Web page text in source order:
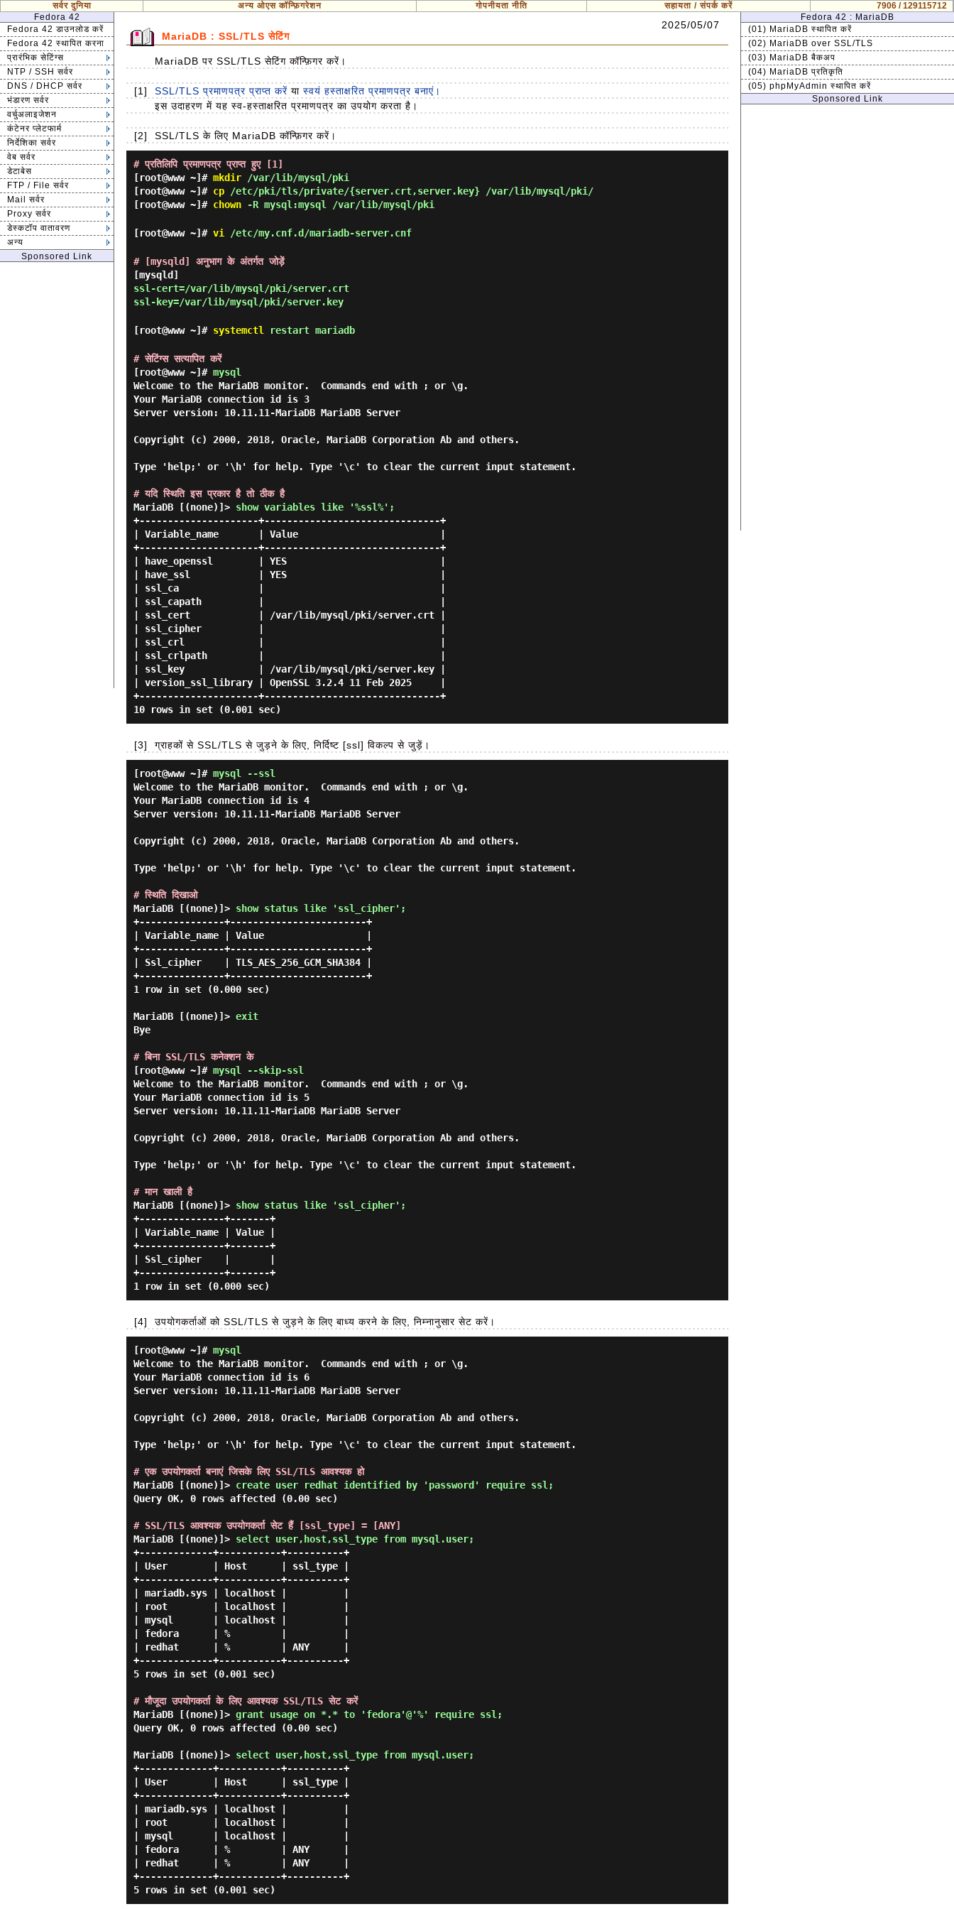
सर्वर दुनिया अन्य ओएस कॉन्फ़िगरेशन गोपनीयता नीति सहायता / संपर्क करें
7906 / 129115712
Fedora 42
Fedora 42 डाउनलोड करें
Fedora 42 स्थापित करना
प्रारंभिक सेटिंग्स
NTP / SSH सर्वर
DNS / DHCP सर्वर
भंडारण सर्वर
वर्चुअलाइजेशन
कंटेनर प्लेटफार्म
निर्देशिका सर्वर
वेब सर्वर
डेटाबेस
FTP / File सर्वर
Mail सर्वर
Proxy सर्वर
डेस्कटॉप वातावरण
अन्य
Sponsored Link
MariaDB : SSL/TLS सेटिंग
2025/05/07
MariaDB पर SSL/TLS सेटिंग कॉन्फ़िगर करें।
[1] SSL/TLS प्रमाणपत्र प्राप्त करें या स्वयं हस्ताक्षरित प्रमाणपत्र बनाएं।
इस उदाहरण में यह स्व-हस्ताक्षरित प्रमाणपत्र का उपयोग करता है।
[2] SSL/TLS के लिए MariaDB कॉन्फ़िगर करें।
# प्रतिलिपि प्रमाणपत्र प्राप्त हुए [1]
[root@www ~]# mkdir /var/lib/mysql/pki
[root@www ~]# cp /etc/pki/tls/private/{server.crt,server.key} /var/lib/mysql/pki/
[root@www ~]# chown -R mysql:mysql /var/lib/mysql/pki
[root@www ~]# vi /etc/my.cnf.d/mariadb-server.cnf
# [mysqld] अनुभाग के अंतर्गत जोड़ें
[mysqld]
ssl-cert=/var/lib/mysql/pki/server.crt
ssl-key=/var/lib/mysql/pki/server.key
[root@www ~]# systemctl restart mariadb
# सेटिंग्स सत्यापित करें
[root@www ~]# mysql
Welcome to the MariaDB monitor.  Commands end with ; or \g.
Your MariaDB connection id is 3
Server version: 10.11.11-MariaDB MariaDB Server
Copyright (c) 2000, 2018, Oracle, MariaDB Corporation Ab and others.
Type 'help;' or '\h' for help. Type '\c' to clear the current input statement.
# यदि स्थिति इस प्रकार है तो ठीक है
MariaDB [(none)]> show variables like '%ssl%';
+---------------------+-------------------------------+
| Variable_name       | Value                         |
+---------------------+-------------------------------+
| have_openssl        | YES                           |
| have_ssl            | YES                           |
| ssl_ca              |                               |
| ssl_capath          |                               |
| ssl_cert            | /var/lib/mysql/pki/server.crt |
| ssl_cipher          |                               |
| ssl_crl             |                               |
| ssl_crlpath         |                               |
| ssl_key             | /var/lib/mysql/pki/server.key |
| version_ssl_library | OpenSSL 3.2.4 11 Feb 2025     |
+---------------------+-------------------------------+
[3] ग्राहकों से SSL/TLS से जुड़ने के लिए, निर्दिष्ट [ssl] विकल्प से जुड़ें।
[root@www ~]# mysql --ssl
Welcome to the MariaDB monitor.  Commands end with ; or \g.
Your MariaDB connection id is 4
Server version: 10.11.11-MariaDB MariaDB Server
Copyright (c) 2000, 2018, Oracle, MariaDB Corporation Ab and others.
Type 'help;' or '\h' for help. Type '\c' to clear the current input statement.
# स्थिति दिखाओ
MariaDB [(none)]> show status like 'ssl_cipher';
+---------------+------------------------+
| Variable_name | Value                  |
+---------------+------------------------+
| Ssl_cipher    | TLS_AES_256_GCM_SHA384 |
+---------------+------------------------+
1 row in set (0.000 sec)
MariaDB [(none)]> exit
Bye
# बिना SSL/TLS कनेक्शन के
[root@www ~]# mysql --skip-ssl
Welcome to the MariaDB monitor.  Commands end with ; or \g.
Your MariaDB connection id is 5
Server version: 10.11.11-MariaDB MariaDB Server
Copyright (c) 2000, 2018, Oracle, MariaDB Corporation Ab and others.
Type 'help;' or '\h' for help. Type '\c' to clear the current input statement.
# मान खाली है
MariaDB [(none)]> show status like 'ssl_cipher';
+---------------+-------+
| Variable_name | Value |
+---------------+-------+
| Ssl_cipher    |       |
+---------------+-------+
[4] उपयोगकर्ताओं को SSL/TLS से जुड़ने के लिए बाध्य करने के लिए, निम्नानुसार सेट करें।
[root@www ~]# mysql
Welcome to the MariaDB monitor.  Commands end with ; or \g.
Your MariaDB connection id is 6
Server version: 10.11.11-MariaDB MariaDB Server
Copyright (c) 2000, 2018, Oracle, MariaDB Corporation Ab and others.
Type 'help;' or '\h' for help. Type '\c' to clear the current input statement.
# एक उपयोगकर्ता बनाएं जिसके लिए SSL/TLS आवश्यक हो
MariaDB [(none)]> create user redhat identified by 'password' require ssl;
Query OK, 0 rows affected (0.00 sec)
# SSL/TLS आवश्यक उपयोगकर्ता सेट हैं [ssl_type] = [ANY]
MariaDB [(none)]> select user,host,ssl_type from mysql.user;
+-------------+-----------+----------+
| User        | Host      | ssl_type |
+-------------+-----------+----------+
| mariadb.sys | localhost |          |
| root        | localhost |          |
| mysql       | localhost |          |
| fedora      | %         |          |
| redhat      | %         | ANY      |
+-------------+-----------+----------+
5 rows in set (0.001 sec)
# मौजूदा उपयोगकर्ता के लिए आवश्यक SSL/TLS सेट करें
MariaDB [(none)]> grant usage on *.* to 'fedora'@'%' require ssl;
Query OK, 0 rows affected (0.00 sec)
MariaDB [(none)]> select user,host,ssl_type from mysql.user;
+-------------+-----------+----------+
| User        | Host      | ssl_type |
+-------------+-----------+----------+
| mariadb.sys | localhost |          |
| root        | localhost |          |
| mysql       | localhost |          |
| fedora      | %         | ANY      |
| redhat      | %         | ANY      |
+-------------+-----------+----------+
Fedora 42 : MariaDB
(01) MariaDB स्थापित करें
(02) MariaDB over SSL/TLS
(03) MariaDB बैकअप
(04) MariaDB प्रतिकृति
(05) phpMyAdmin स्थापित करें
Sponsored Link